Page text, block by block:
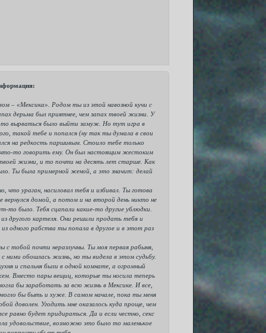
– «Мексика». Родом ты из этой навозной кучи с
дерьма был приятнее, чем запах твоей жизни. У
то вырваться было выйти замуж. Но тут игра в
такой тебе и попался (ну так ты думала в свои
на редкость паршивым. Стоило тебе только
что-то говорить ему. Он был настоящим жестоким
жизни, и то почти на десять лет старше. Как
Ты была примерной женой, а это значит: делай
что ураган, насиловал тебя и избивал. Ты готова
домой, а потом и на второй день никто не
было. Тебя сцапали какие-то другие ублюдки.
другого картеля. Они решили продать тебя и
одного рабства ты попала в другое и в этот раз
тобой почти неразлучны. Ты моя первая рабыня,
ними обошлась жизнь, но ты видела в этом судьбу.
и спальня были в одной комнате, а огромный
Вместо пары вещиц, которые ты носила теперь
бы заработать за всю жизнь в Мексике. И все,
бы быть и хуже. В самом начале, пока ты меня
доволен. Угодить мне оказалось куда проще, чем
равно будет придираться. Да и если честно, секс
удовольствие, возможно это было то маленькое